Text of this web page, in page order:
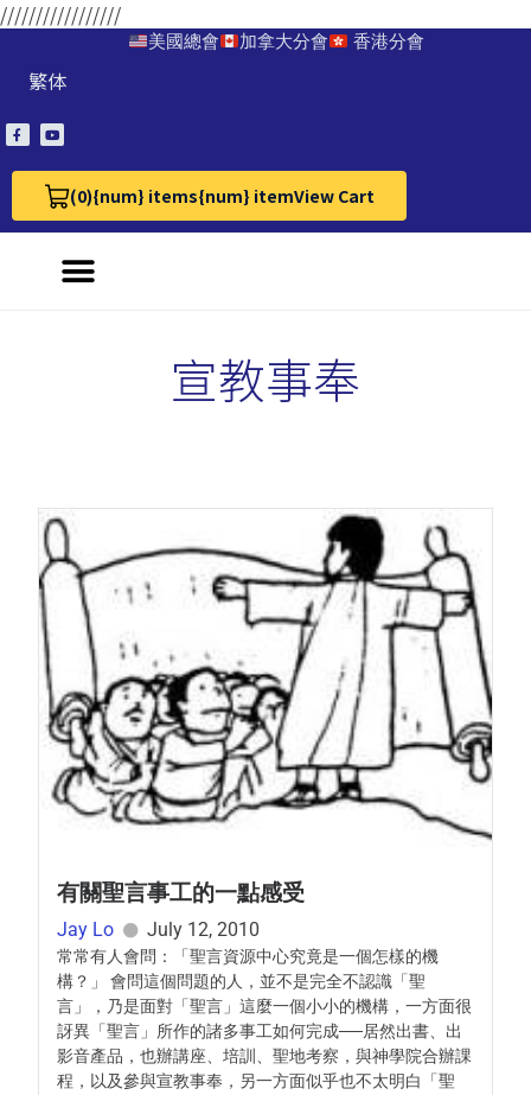
/////////////////
美國總會 加拿大分會 香港分會
繁体
(0)
View Cart 0{num} items{num} itemView Cart
宣教事奉
有關聖言事工的一點感受
Jay Lo July 12, 2010
常常有人會問：「聖言資源中心究竟是一個怎樣的機
構？」 會問這個問題的人，並不是完全不認識「聖
言」，乃是面對「聖言」這麼一個小小的機構，一方面很
訝異「聖言」所作的諸多事工如何完成──居然出書、出
影音產品，也辦講座、培訓、聖地考察，與神學院合辦課
程，以及參與宣教事奉，另一方面似乎也不太明白「聖